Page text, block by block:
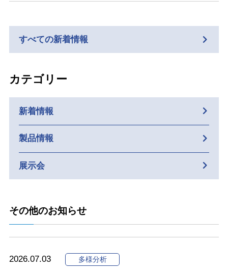
すべての新着情報
カテゴリー
新着情報
製品情報
展示会
その他のお知らせ
2026.07.03 多様分析